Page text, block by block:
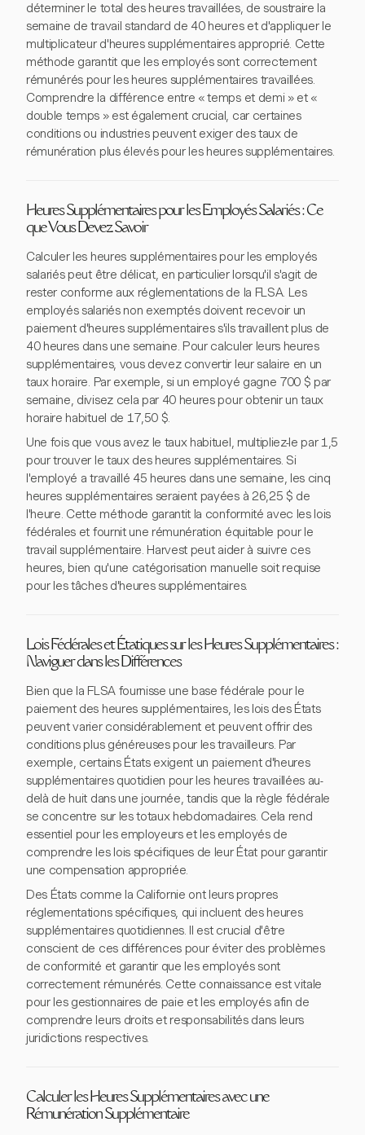
déterminer le total des heures travaillées, de soustraire la
semaine de travail standard de 40 heures et d'appliquer le
multiplicateur d'heures supplémentaires approprié. Cette
méthode garantit que les employés sont correctement
rémunérés pour les heures supplémentaires travaillées.
Comprendre la différence entre « temps et demi » et «
double temps » est également crucial, car certaines
conditions ou industries peuvent exiger des taux de
rémunération plus élevés pour les heures supplémentaires.
Heures Supplémentaires pour les Employés Salariés : Ce
que Vous Devez Savoir
Calculer les heures supplémentaires pour les employés
salariés peut être délicat, en particulier lorsqu'il s'agit de
rester conforme aux réglementations de la FLSA. Les
employés salariés non exemptés doivent recevoir un
paiement d'heures supplémentaires s'ils travaillent plus de
40 heures dans une semaine. Pour calculer leurs heures
supplémentaires, vous devez convertir leur salaire en un
taux horaire. Par exemple, si un employé gagne 700 $ par
semaine, divisez cela par 40 heures pour obtenir un taux
horaire habituel de 17,50 $.
Une fois que vous avez le taux habituel, multipliez-le par 1,5
pour trouver le taux des heures supplémentaires. Si
l'employé a travaillé 45 heures dans une semaine, les cinq
heures supplémentaires seraient payées à 26,25 $ de
l'heure. Cette méthode garantit la conformité avec les lois
fédérales et fournit une rémunération équitable pour le
travail supplémentaire. Harvest peut aider à suivre ces
heures, bien qu'une catégorisation manuelle soit requise
pour les tâches d'heures supplémentaires.
Lois Fédérales et Étatiques sur les Heures Supplémentaires :
Naviguer dans les Différences
Bien que la FLSA fournisse une base fédérale pour le
paiement des heures supplémentaires, les lois des États
peuvent varier considérablement et peuvent offrir des
conditions plus généreuses pour les travailleurs. Par
exemple, certains États exigent un paiement d'heures
supplémentaires quotidien pour les heures travaillées au-
delà de huit dans une journée, tandis que la règle fédérale
se concentre sur les totaux hebdomadaires. Cela rend
essentiel pour les employeurs et les employés de
comprendre les lois spécifiques de leur État pour garantir
une compensation appropriée.
Des États comme la Californie ont leurs propres
réglementations spécifiques, qui incluent des heures
supplémentaires quotidiennes. Il est crucial d'être
conscient de ces différences pour éviter des problèmes
de conformité et garantir que les employés sont
correctement rémunérés. Cette connaissance est vitale
pour les gestionnaires de paie et les employés afin de
comprendre leurs droits et responsabilités dans leurs
juridictions respectives.
Calculer les Heures Supplémentaires avec une
Rémunération Supplémentaire